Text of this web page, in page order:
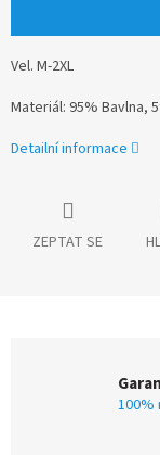
Vel. M-2XL
Materiál: 95% Bavlna,
Detailní informace
ZEPTAT SE
100%